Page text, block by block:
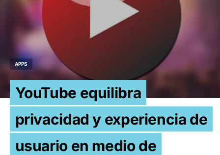
APPS
YouTube equilibra
privacidad y experiencia de
usuario en medio de